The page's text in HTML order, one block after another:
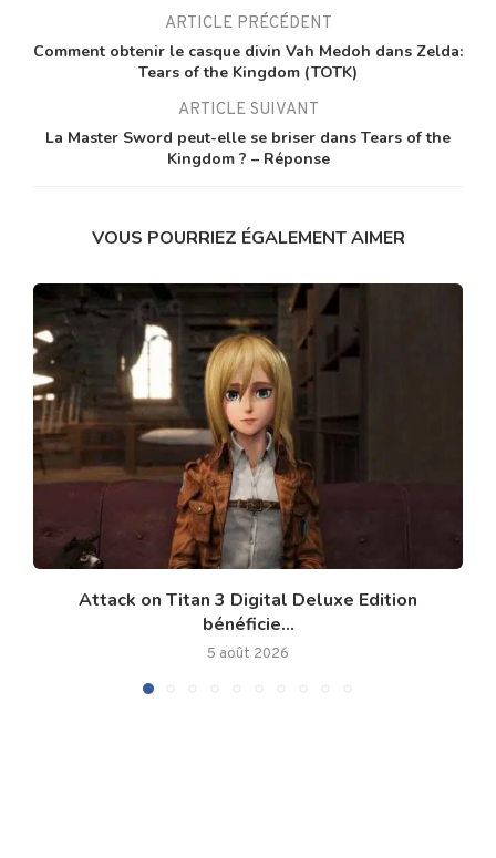
ARTICLE PRÉCÉDENT
Comment obtenir le casque divin Vah Medoh dans Zelda:
Tears of the Kingdom (TOTK)
ARTICLE SUIVANT
La Master Sword peut-elle se briser dans Tears of the
Kingdom ? – Réponse
VOUS POURRIEZ ÉGALEMENT AIMER
Attack on Titan 3 Digital Deluxe Edition
bénéficie...
5 août 2026